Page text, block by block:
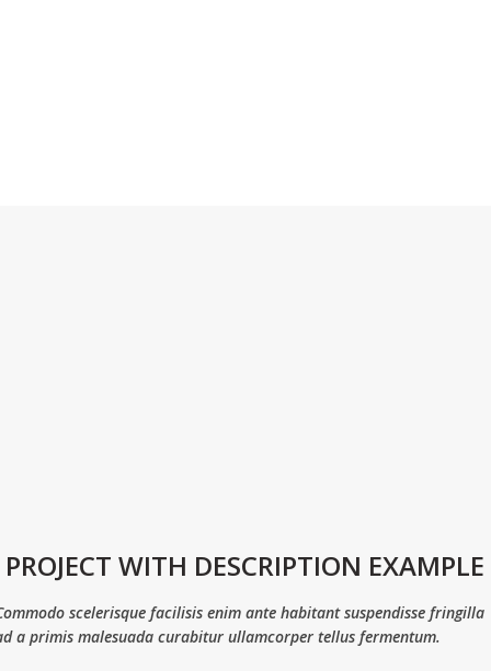
PROJECT WITH DESCRIPTION EXAMPLE
scelerisque facilisis enim ante habitant suspendisse fringilla
a primis malesuada curabitur ullamcorper tellus fermentum.